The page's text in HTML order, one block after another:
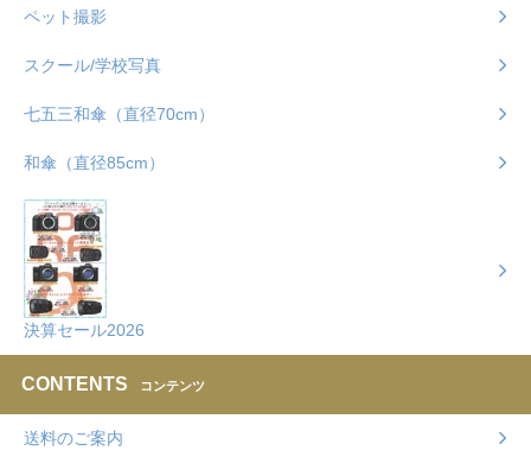
ペット撮影
スクール/学校写真
七五三和傘（直径70cm）
和傘（直径85cm）
決算セール2026
CONTENTS コンテンツ
送料のご案内